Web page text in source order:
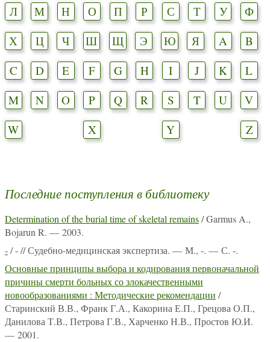
Л
М Н О П Р С Т У
Ф
Х
Ц Ч Ш Щ Э Ю Я A
B
C
D E F G H I J K
L
M
N O P Q R S T U
V
W
X Y Z
Последние поступления в библиотеку
Determination of the burial time of skeletal remains/ Garmus A.,
Bojarun R. — 2003.
-/ - // Судебно-медицинская экспертиза. — М., -. — С. -.
Основные принципы выбора и кодирования первоначальной
причины смерти больных со злокачественными
новообразованиями : Методические рекомендации /
Старинский В.В., Франк Г.А., Какорина Е.П., Грецова О.П.,
Данилова Т.В., Петрова Г.В., Харченко Н.В., Простов Ю.И.
— 2001.